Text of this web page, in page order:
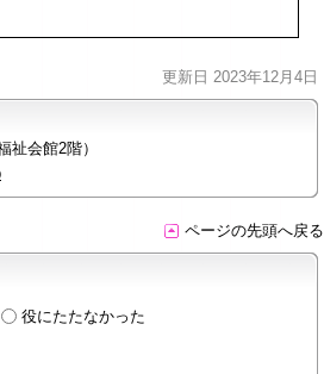
更新日 2023年12月4日
祉会館2階）
ページの先頭へ戻る
役にたたなかった